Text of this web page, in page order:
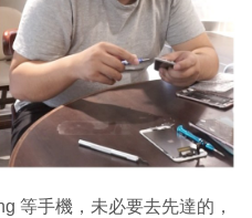
等手機，未必要去先達的，